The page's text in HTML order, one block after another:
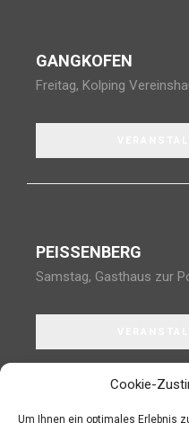
Cookie-
Um Ihnen ein optimales Erlebnis
GANGKOFEN
Freitag, Kolping
PEISSENBERG
Samstag, Gasthaus zur